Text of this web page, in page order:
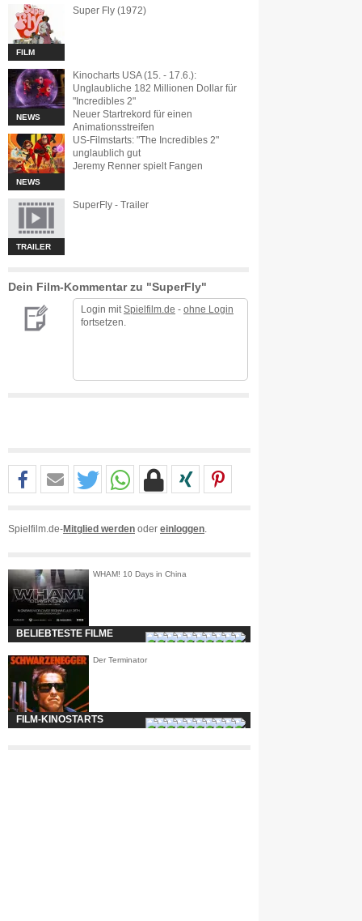
FILM
Super Fly (1972)
NEWS
Kinocharts USA (15. - 17.6.):
Unglaubliche 182 Millionen Dollar für
"Incredibles 2"
Neuer Startrekord für einen
Animationsstreifen
NEWS
US-Filmstarts: "The Incredibles 2"
unglaublich gut
Jeremy Renner spielt Fangen
TRAILER
SuperFly - Trailer
Dein Film-Kommentar zu "SuperFly"
Login mit Spielfilm.de - ohne Login
fortsetzen.
Spielfilm.de-Mitglied werden oder einloggen
WHAM! 10 Days in China
BELIEBTESTE FILME
Der Terminator
FILM-KINOSTARTS